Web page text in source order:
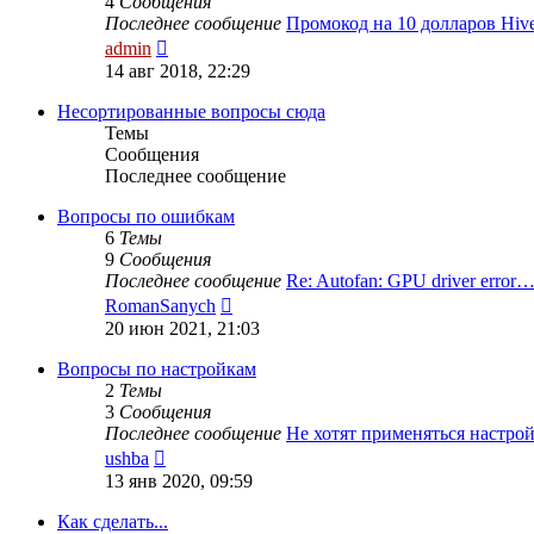
Последнее сообщение Промокод на 10 долларов
admin
к
сообщению
14 авг 2018, 22:29
Несортированные вопросы сюда
Темы
Сообщения
Последнее сообщение
Вопросы по ошибкам
6 Темы
9 Сообщения
Последнее сообщение Re: Autofan: GPU driver error…
RomanSanych
к
сообщению
20 июн 2021, 21:03
Вопросы по настройкам
2 Темы
3 Сообщения
Последнее сообщение Не хотят применяться
ushba
к
13 янв 2020, 09:59
Как сделать...